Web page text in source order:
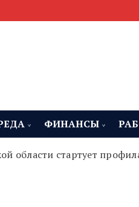
ФИНАНСЫ
области стартует